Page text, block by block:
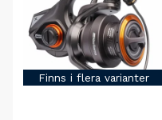
Finns i flera varianter